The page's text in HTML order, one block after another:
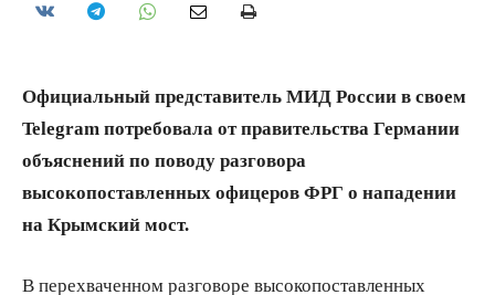
Официальный представитель МИД России в своем
Telegram потребовала от правительства Германии
объяснений по поводу разговора
высокопоставленных офицеров ФРГ о нападении
на Крымский мост.
В перехваченном разговоре высокопоставленных